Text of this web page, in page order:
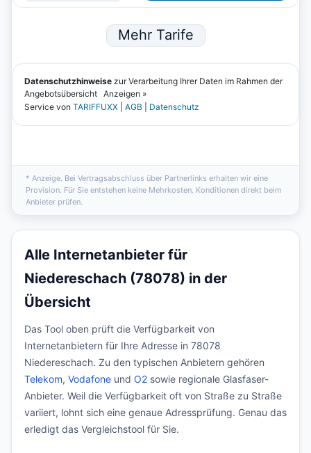
* Anzeige. Bei Vertragsabschluss über Partnerlinks erhalten wir eine
Provision. Für Sie entstehen keine Mehrkosten. Konditionen direkt beim
Anbieter prüfen.
Alle Internetanbieter für
Niedereschach (78078) in der
Übersicht
Das Tool oben prüft die Verfügbarkeit von
Internetanbietern für Ihre Adresse in 78078
Niedereschach. Zu den typischen Anbietern gehören
Telekom, Vodafone und O2 sowie regionale Glasfaser-
Anbieter. Weil die Verfügbarkeit oft von Straße zu Straße
variiert, lohnt sich eine genaue Adressprüfung. Genau das
erledigt das Vergleichstool für Sie.